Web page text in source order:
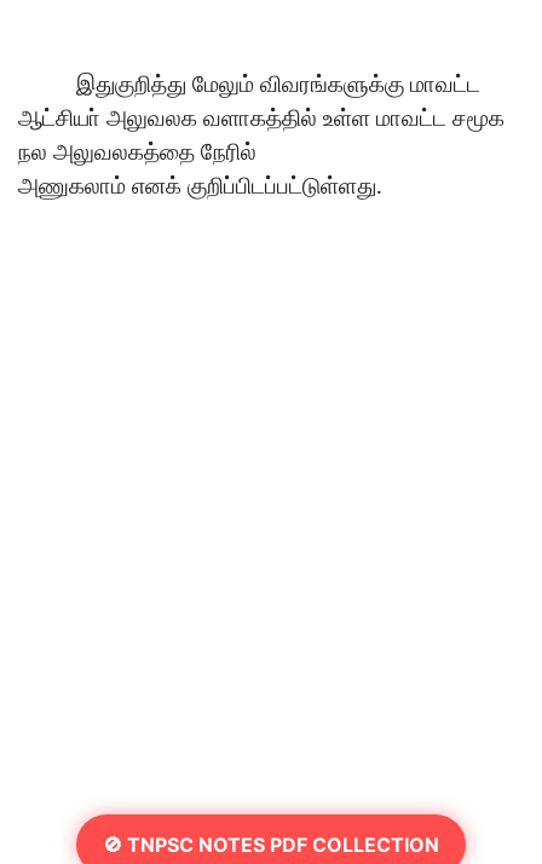
இதுகுறித்து மேலும் விவரங்களுக்கு மாவட்ட
ஆட்சியா் அலுவலக வளாகத்தில் உள்ள மாவட்ட
சமூக
நல அலுவலகத்தை நேரில்
அணுகலாம் எனக் குறிப்பிடப்பட்டுள்ளது.
🚫 TNPSC NOTES PDF COLLECTION